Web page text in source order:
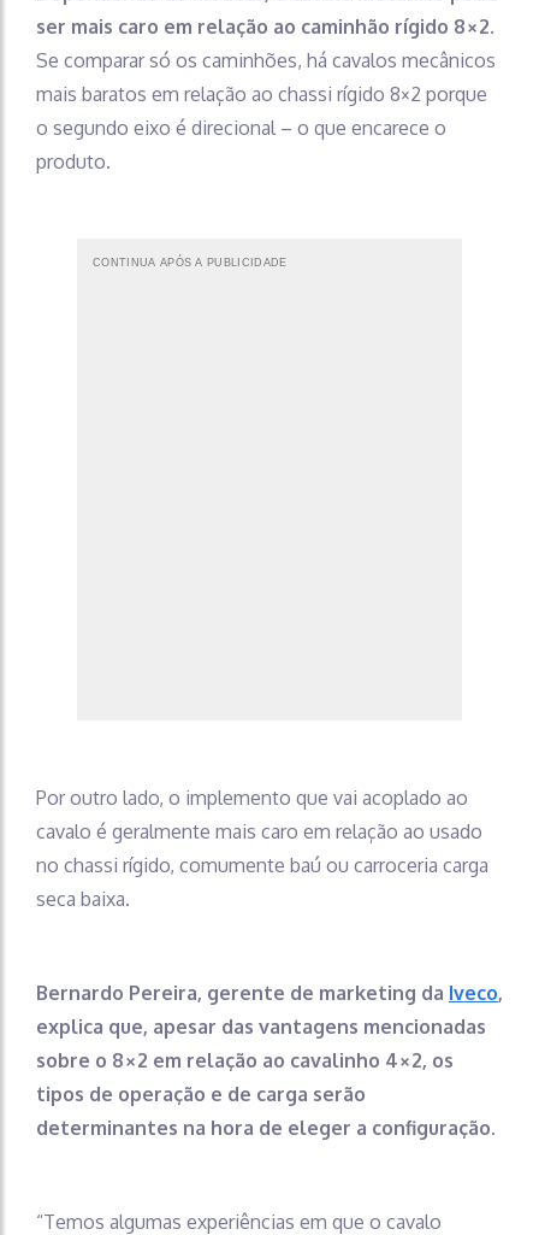
ser mais caro em relação ao caminhão rígido 8×2.
Se comparar só os caminhões, há cavalos mecânicos
mais baratos em relação ao chassi rígido 8×2 porque
o segundo eixo é direcional – o que encarece o
produto.
CONTINUA APÓS A PUBLICIDADE
Por outro lado, o implemento que vai acoplado ao
cavalo é geralmente mais caro em relação ao usado
no chassi rígido, comumente baú ou carroceria carga
seca baixa.
Bernardo Pereira, gerente de marketing da Iveco,
explica que, apesar das vantagens mencionadas
sobre o 8×2 em relação ao cavalinho 4×2, os
tipos de operação e de carga serão
determinantes na hora de eleger a configuração.
“Temos algumas experiências em que o cavalo